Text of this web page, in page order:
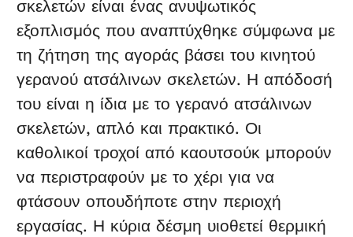
σκελετών είναι ένας ανυψωτικός
εξοπλισμός που αναπτύχθηκε σύμφωνα με
τη ζήτηση της αγοράς βάσει του κινητού
γερανού ατσάλινων σκελετών. Η απόδοσή
του είναι η ίδια με το γερανό ατσάλινων
σκελετών, απλό και πρακτικό. Οι
καθολικοί τροχοί από καουτσούκ μπορούν
να περιστραφούν με το χέρι για να
φτάσουν οπουδήποτε στην περιοχή
εργασίας. Η κύρια δέσμη υιοθετεί θερμική